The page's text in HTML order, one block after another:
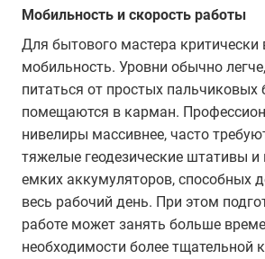
Мобильность и скорость работы
Для бытового мастера критически
мобильность. Уровни обычно
питаться от простых пальчиковых
помещаются в карман.
нивелиры массивнее, часто
тяжелые геодезические штативы и
емких аккумуляторов, способных
весь рабочий день. При этом
работе может занять больше
необходимости более тщательной